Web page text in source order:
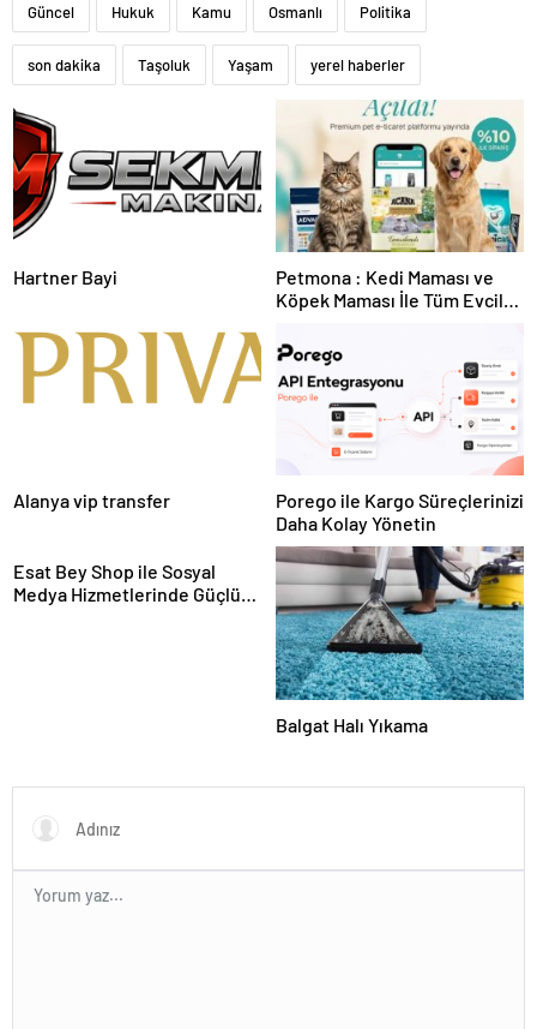
Güncel Hukuk Kamu Osmanlı Politika
son dakika Taşoluk Yaşam yerel haberler
Hartner Bayi
Petmona : Kedi Maması ve
Köpek Maması İle Tüm Evcil
Alanya vip transfer
Porego ile Kargo Süreçlerinizi
Daha Kolay Yönetin
Esat Bey Shop ile Sosyal
Medya Hizmetlerinde Güçlü
Balgat Halı Yıkama